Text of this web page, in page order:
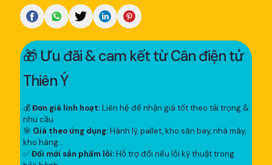
🎁 Ưu đãi & cam kết từ Cân điện tử
Thiên Ý
💰Đơn giá linh hoạt:Liên hệ để nhận giá tốt theo tải trọng &
nhu cầu
🎯 Giá theo ứng dụng:Hành lý, pallet, kho sân bay, nhà máy,
kho hàng...
✅Đổi mới sản phẩm lỗi:Hỗ trợ đổi nếu lỗi kỹ thuật trong